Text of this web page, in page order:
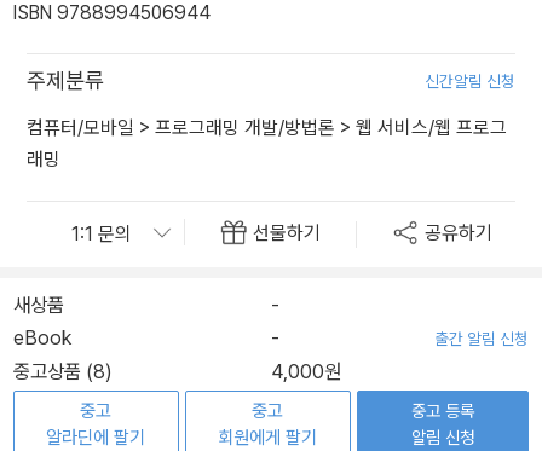
ISBN 9788994506944
주제분류 신간알림 신청
컴퓨터/모바일 > 프로그래밍 개발/방법론 > 웹 서비스/웹 프로그
래밍
선물하기 공유하기
새상품
-
eBook
- 출간 알림 신청
중고상품 (8) 4,000원
중고
알라딘에 팔기
중고
회원에게 팔기
중고 등록
알림 신청